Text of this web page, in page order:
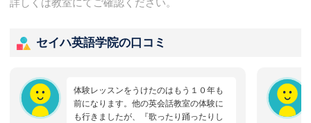
詳しくは教室にてご確認ください。
セイハ英語学院の口コミ
体験レッスンをうけたのはもう１０年も
前になります。他の英会話教室の体験に
も行きましたが、『歌ったり踊ったりし